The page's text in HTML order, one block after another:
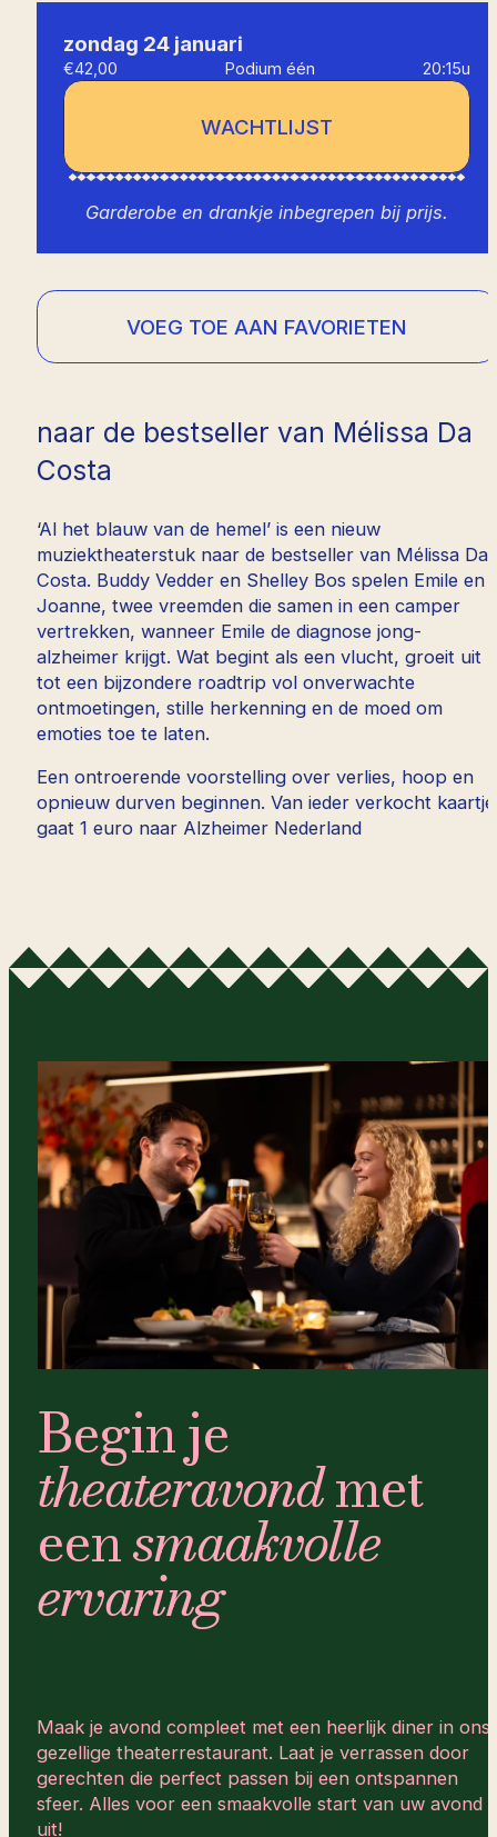
naar de bestseller van Mélissa Da
Costa
‘Al het blauw van de hemel’ is een nieuw
muziektheaterstuk naar de bestseller van Mélissa Da
Costa. Buddy Vedder en Shelley Bos spelen Emile en
Joanne, twee vreemden die samen in een camper
vertrekken, wanneer Emile de diagnose jong-
alzheimer krijgt. Wat begint als een vlucht, groeit uit
tot een bijzondere roadtrip vol onverwachte
ontmoetingen, stille herkenning en de moed om
emoties toe te laten.
Een ontroerende voorstelling over verlies, hoop en
opnieuw durven beginnen. Van ieder verkocht kaartje
gaat 1 euro naar Alzheimer Nederland
zondag 24 januari
€42,00 Podium één 20:15u
WACHTLIJST
Garderobe en drankje inbegrepen bij prijs.
VOEG TOE AAN FAVORIETEN
Begin je
theateravondmet
eensmaakvolle
ervaring
Maak je avond compleet met een heerlijk diner in ons
gezellige theaterrestaurant. Laat je verrassen door
gerechten die perfect passen bij een ontspannen
sfeer. Alles voor een smaakvolle start van uw avond
uit!